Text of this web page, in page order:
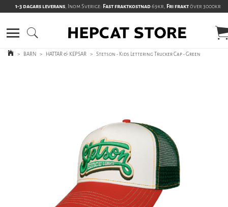
1-3 dagars leverans, Inom Sverige: Fast fraktkostnad69kr, Fri fraktöver 3000kr
> BARN > HATTAR & KEPSAR > Stetson - Kids Lettering Trucker Cap - Green